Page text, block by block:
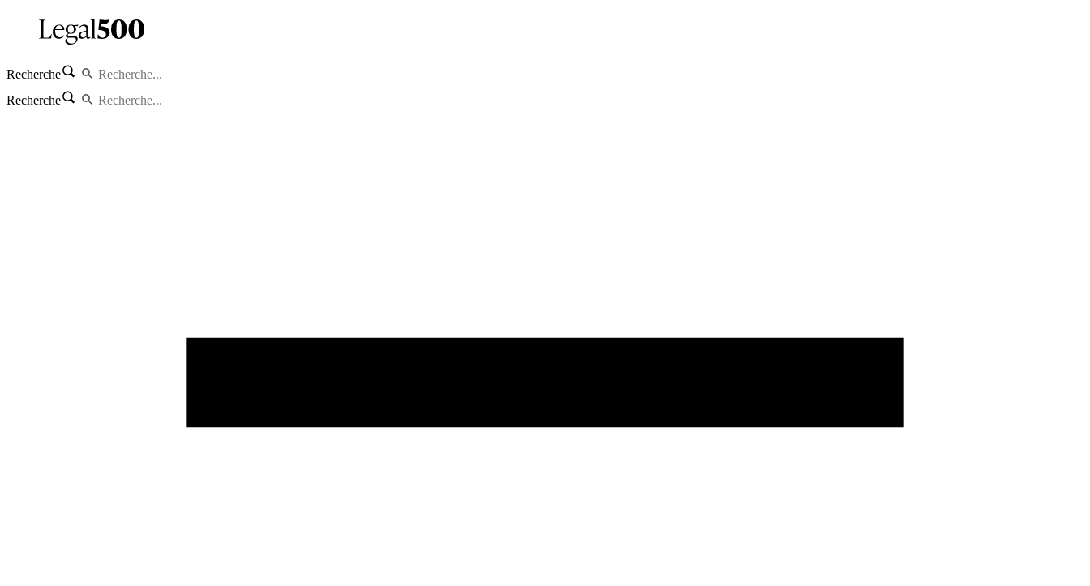
Recherche
Recherche